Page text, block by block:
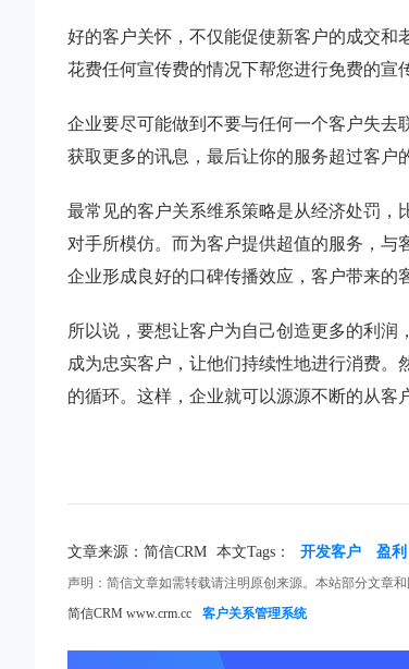
好的客户关怀，不仅能促使新客户的成交和
花费任何宣传费的情况下帮您进行免费的宣
企业要尽可能做到不要与任何一个客户失去
获取更多的讯息，最后让你的服务超过客户
最常见的客户关系维系策略是从经济处罚，
对手所模仿。而为客户提供超值的服务，
企业形成良好的口碑传播效应，客户带来的
所以说，要想让客户为自己创造更多的利
成为忠实客户，让他们持续性地进行消费
的循环。这样，企业就可以源源不断的从客
文章来源：简信CRM 本文Tags： 开发客户 盈利
声明：简信文章如需转载请注明原创来源。本站部分文章
简信CRM www.crm.cc
客户关系管理系统